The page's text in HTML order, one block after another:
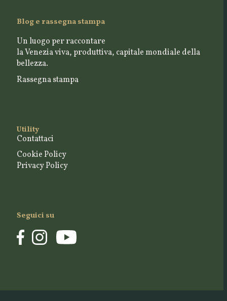
Blog e rassegna stampa
Un luogo per raccontare
la Venezia viva, produttiva, capitale mondiale della
bellezza.
Rassegna stampa
Utility
Contattaci
Cookie Policy
Privacy Policy
Seguici su